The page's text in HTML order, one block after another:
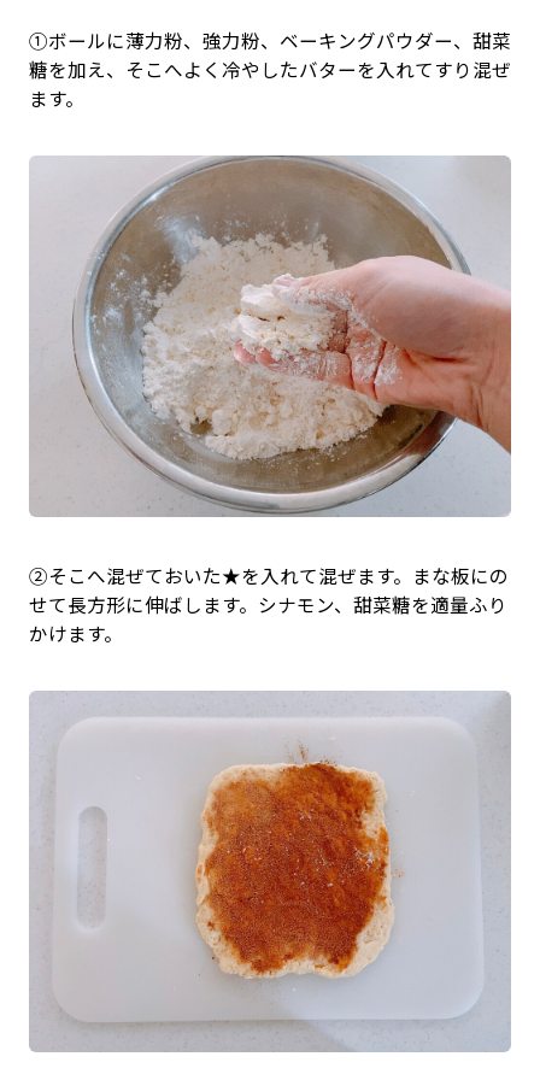
①ボールに薄力粉、強力粉、ベーキングパウダー、甜菜
糖を加え、そこへよく冷やしたバターを入れてすり混ぜ
ます。
②そこへ混ぜておいた★を入れて混ぜます。まな板にの
せて長方形に伸ばします。シナモン、甜菜糖を適量ふり
かけます。